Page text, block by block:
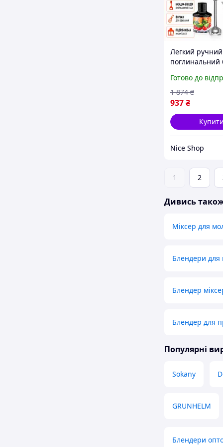
Легкий ручний
поглинальний
вт сучасний із
додатковою
Готово до
937₴
1 874 ₴
Купити
Nice Shop
1 2
Дивись
Міксер для
Блендери для
Блендер
Блендер для
Популярні
Sokany
GRUNHELM
Блендери